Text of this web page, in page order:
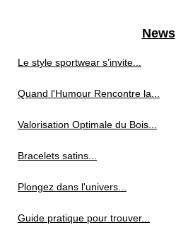
News
Le style sportwear s’invite...
Quand l'Humour Rencontre la...
Valorisation Optimale du Bois...
Bracelets satins...
Plongez dans l'univers...
Guide pratique pour trouver...